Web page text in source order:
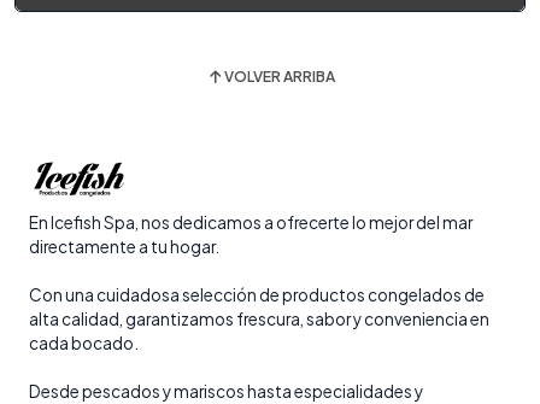
VOLVER ARRIBA
En Icefish Spa, nos dedicamos a ofrecerte lo mejor del mar
directamente a tu hogar.
Con una cuidadosa selección de productos congelados de
alta calidad, garantizamos frescura, sabor y conveniencia en
cada bocado.
Desde pescados y mariscos hasta especialidades y